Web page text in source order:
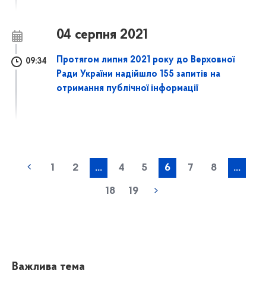
04 серпня 2021
09:34
Протягом липня 2021 року до Верховної
Ради України надійшло 155 запитів на
отримання публічної інформації
1 2 ... 4 5 6 7 8 ...
18 19
Важлива тема